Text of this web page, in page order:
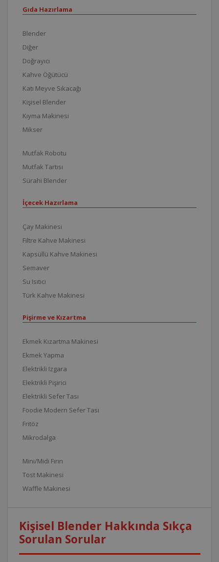
Gıda Hazırlama
Blender
Diğer
Doğrayıcı
Kahve Öğütücü
Katı Meyve Sıkacağı
Kişisel Blender
Kıyma Makinesi
Mikser
Mutfak Robotu
Mutfak Tartısı
Sürahi Blender
İçecek Hazırlama
Çay Makinesi
Filtre Kahve Makinesi
Kapsüllü Kahve Makinesi
Semaver
Su Isıtıcı
Türk Kahve Makinesi
Pişirme ve Kızartma
Ekmek Kızartma Makinesi
Ekmek Yapma
Elektrikli Izgara
Elektrikli Pişirici
Elektrikli Sefer Tası
Foodie Modern Sefer Tası
Fritöz
Mikrodalga
Mini/Midi Fırın
Tost Makinesi
Waffle Makinesi
Kişisel Blender Hakkında Sıkça
Sorulan Sorular